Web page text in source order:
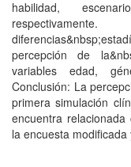
habilidad,
percepción de
variables edad,
Conclusión: La
primera simulación
encuentra
la encuesta modificada